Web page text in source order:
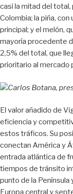
casi la mitad del
Colombia; la piña,
principal; y el melón,
mayoría procedente
2,5% del total, que
prioritario al mercado
Carlos Botana,
El valor añadido de
eficiencia y
estos tráficos. Su
conectan América y
entrada atlántica de
tiempos de tránsito
punto de la Península
Europa central y